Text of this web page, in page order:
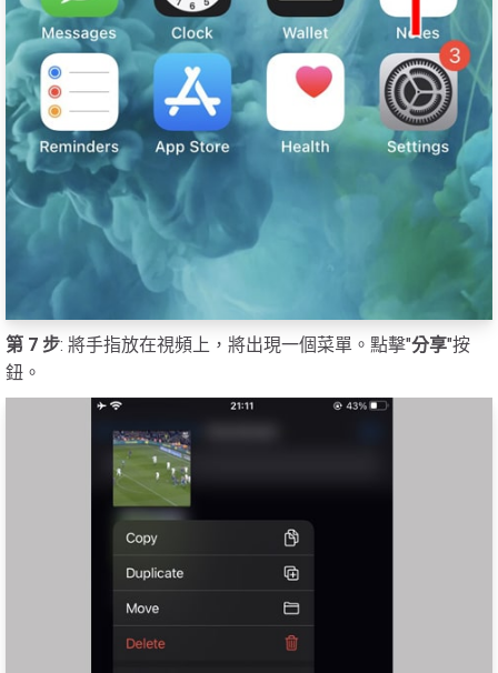
第 7 步: 將手指放在視頻上，將出現一個菜單。點擊"分享"按
鈕。